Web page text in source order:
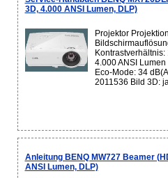
3D, 4.000 ANSI Lumen, DLP)
Projektor
4.000 ANSI
Eco-Mode: 34
2011536 Bild 3D:
Anleitung BENQ MW727 Beamer
ANSI Lumen, DLP)